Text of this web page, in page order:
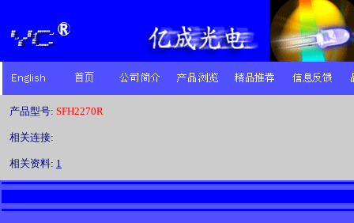
产品型号: SFH2270R
相关连接:
相关资料: 1